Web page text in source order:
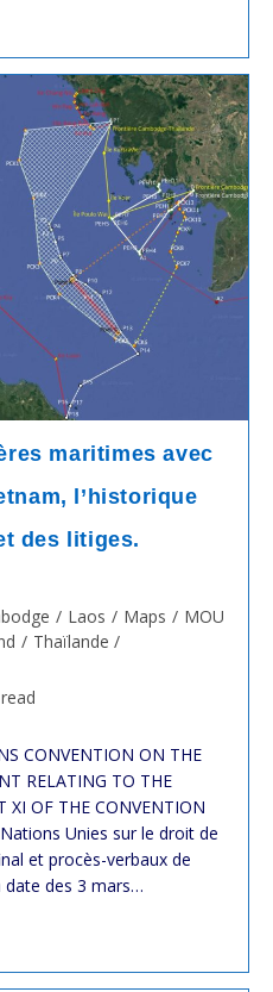
maritimes avec
l’historique
des litiges.
/ Laos / Maps / MOU
/ Thaïlande /
CONVENTION ON THE
RELATING TO THE
XI OF THE CONVENTION
Unies sur le droit de
et procès-verbaux de
des 3 mars…